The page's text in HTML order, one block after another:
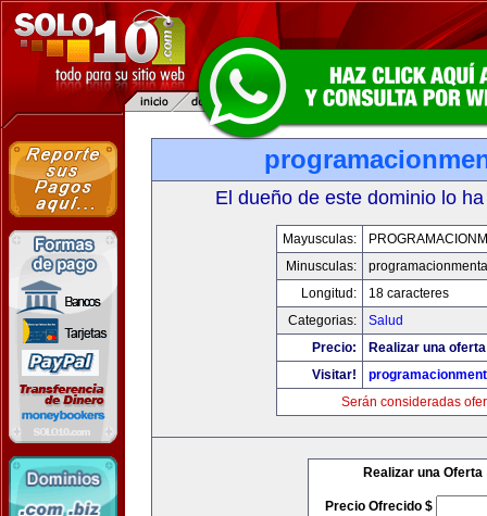
El dueño de este dominio lo
Mayusculas:
Minusculas:
Longitud:
18 caracteres
Categorias:
Salud
Precio:
Realizar una
Visitar!
Serán consideradas
Realizar una Oferta
Precio Ofrecido $